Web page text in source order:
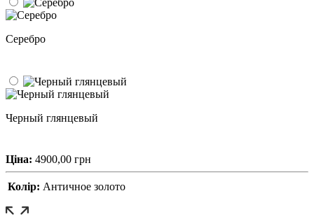
Серебро
Черный глянцевый
Ціна: 4900,00 грн
Колір: Античное золото